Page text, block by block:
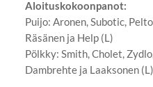
Aloituskokoonpanot:
Puijo: Aronen, Subotic,
Räsänen ja Help (L)
Pölkky: Smith, Cholet,
Dambrehte ja Laaksonen (L)